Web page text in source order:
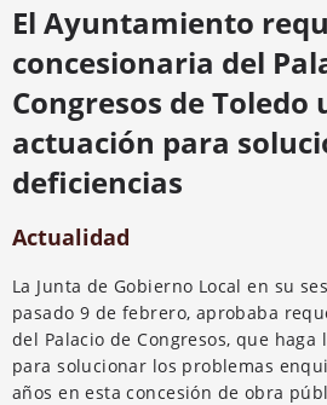
El Ayuntamiento
concesionaria del
Congresos de Toledo
actuación para
deficiencias
Actualidad
La Junta de Gobierno Local en su
pasado 9 de febrero, aprobaba
del Palacio de Congresos, que haga
para solucionar los problemas
años en esta concesión de obra